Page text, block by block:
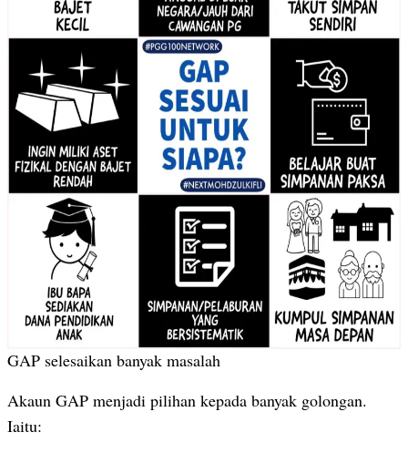
GAP selesaikan banyak masalah
Akaun GAP menjadi pilihan kepada banyak golongan.
Iaitu: